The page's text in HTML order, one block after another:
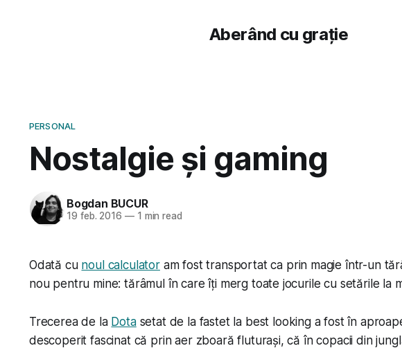
Aberând cu grație
PERSONAL
Nostalgie și gaming
Bogdan BUCUR
19 feb. 2016 —1 min read
Odată cu noul calculatoram fost transportat ca prin magie într-un
nou pentru mine: tărâmul în care îți merg toate jocurile cu setările la
Trecerea de la Dotasetat de la fastetla best lookinga fost în
descoperit fascinat că prin aer zboară fluturași, că în copacii din